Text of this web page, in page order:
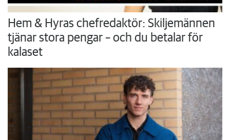
Hem & Hyras chefredaktör: Skiljemännen
tjänar stora pengar – och du betalar för
kalaset